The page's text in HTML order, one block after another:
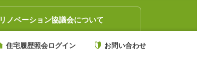
リノベーション協議会について
住宅履歴照会ログイン お問い合わせ